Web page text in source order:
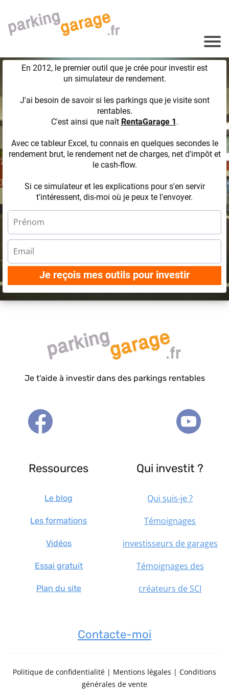
En 2012, le premier outil que je crée pour investir est
un simulateur de rendement.
J'ai besoin de savoir si les parkings que je visite sont
rentables.
C'est ainsi que naît RentaGarage 1.
Avec ce tableur Excel, tu connais en quelques secondes le
rendement brut, le rendement net de charges, net d'impôt et
le cash-flow.
Si ce simulateur et les explications pour s'en servir
t'intéressent, dis-moi où je peux te l'envoyer.
Je reçois mes outils pour investir
Je t'aide à investir dans des parkings rentables
Ressources
Le blog
Les formations
Vidéos
Essai gratuit
Plan du site
Qui investit ?
Qui suis-je ?
Témoignages
investisseurs de garages
Témoignages des
créateurs de SCI
Contacte-moi
Politique de confidentialité | Mentions légales | Conditions
générales de vente